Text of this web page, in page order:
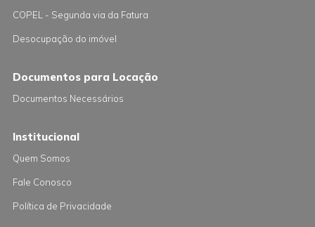
COPEL - Segunda via da Fatura
Desocupação do imóvel
Documentos para Locação
Documentos Necessários
Institucional
Quem Somos
Fale Conosco
Política de Privacidade